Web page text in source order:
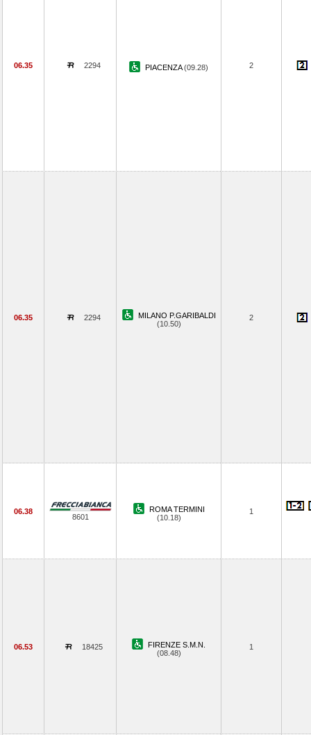
06.35 2294 PIACENZA(09.28) 2
06.35 2294
MILANO P.GARIBALDI
(10.50)
2
06.38
8601
ROMA TERMINI
(10.18)
1
06.53 18425
FIRENZE S.M.N.
(08.48)
1